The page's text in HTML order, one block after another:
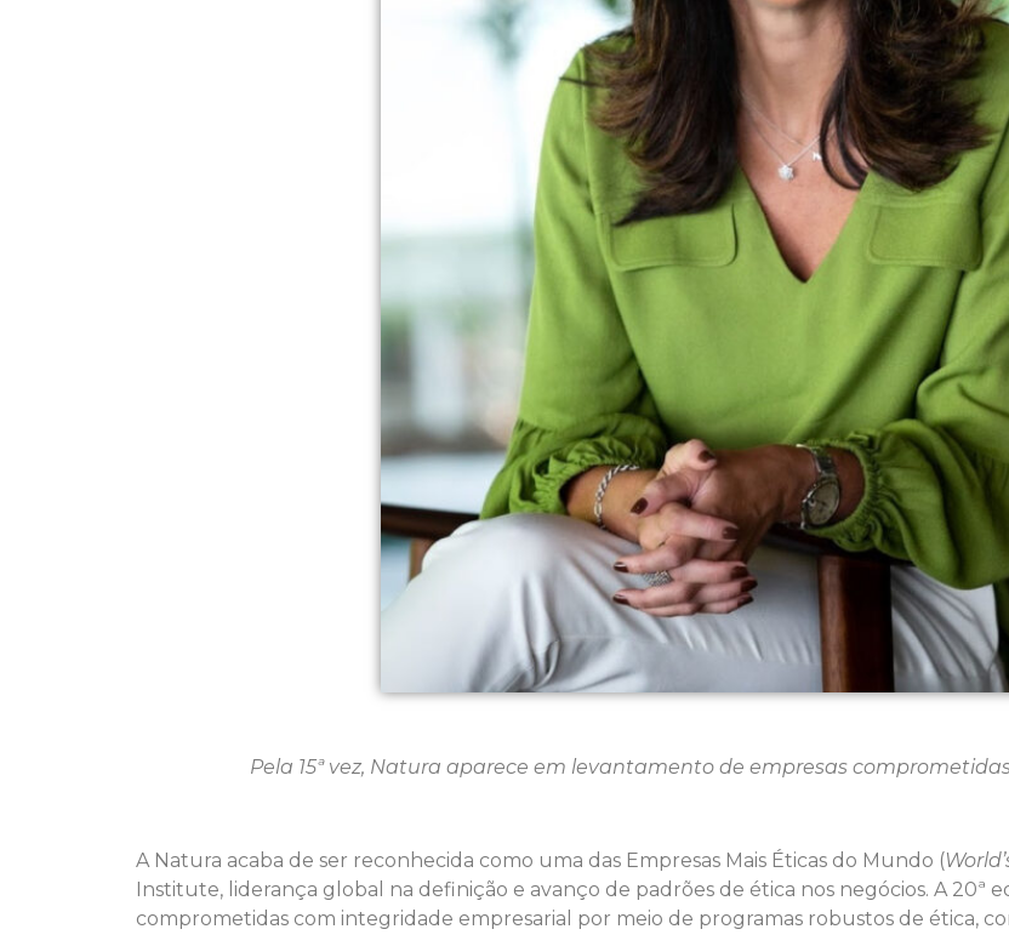
Pela 15ª vez, Natura aparece em levantamento de empresas
A Natura acaba de ser reconhecida como uma das Empresas Mais Éticas do Mundo (
Institute, liderança global na definição e avanço de padrões de ética nos negócios. A 20ª
comprometidas com integridade empresarial por meio de programas robustos de ética,